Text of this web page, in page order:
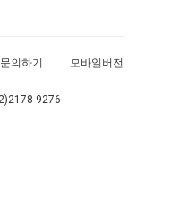
문의하기 모바일버전
9276